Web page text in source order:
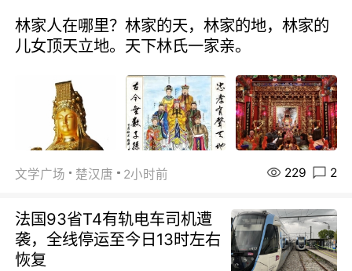
林家人在哪里？林家的天，林家的地，林家的
儿女顶天立地。天下林氏一家亲。
文学广场 楚汉唐 2小时前 229 2
法国93省T4有轨电车司机遭
袭，全线停运至今日13时左右
恢复